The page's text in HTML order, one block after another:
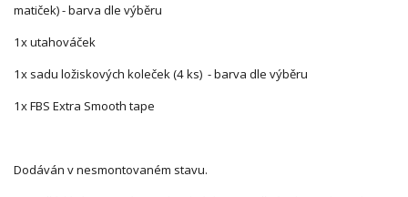
matiček) - barva dle výběru
1x utahováček
1x sadu ložiskových koleček (4 ks) - barva dle výběru
1x FBS Extra Smooth tape
Dodáván v nesmontovaném stavu.